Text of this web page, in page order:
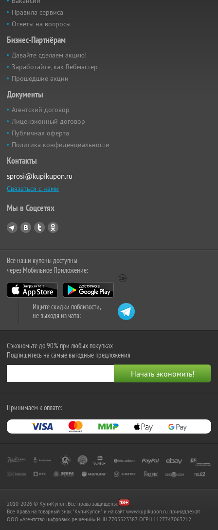
Правила сервиса
Ответы на вопросы
Бизнес-Партнёрам
Давайте сделаем акцию!
Заработайте, как Вебмастер
Прошедшие акции
Документы
Агентский договор
Лицензионный договор
Публичная оферта
Политика конфиденциальности
Контакты
sprosi@kupikupon.ru
Связаться с нами
Мы в Соцсетях
Все наши купоны доступны
через Мобильное Приложение:
Ищите скидки поблизости,
не выходя из чата:
Сэкономьте до 90% при любых покупках
Подпишитесь на самые выгодные предложения
Принимаем к оплате:
2010-2026 © КупиКупон. Все права защищены.
Все права на товарный знак "КупиКупон" и на сайт www.kupikupon.ru принадлежат
OOO «Агентство цифровых решений» ИНН 7705523387, ОГРН 1127747063212